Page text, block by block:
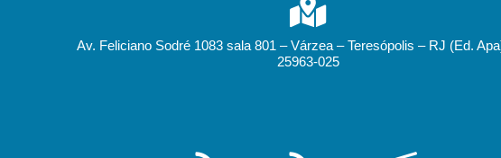
Av. Feliciano Sodré 1083 sala 801 – Várzea – Teresópolis – RJ (Ed.
25963-025